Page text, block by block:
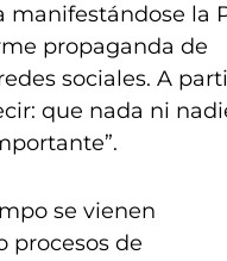
manifestándose la
propaganda de
sociales. A
que nada ni
se vienen
procesos de